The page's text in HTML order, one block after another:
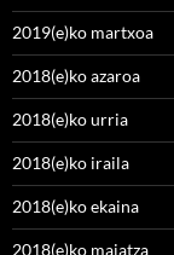
2019(e)ko martxoa
2018(e)ko azaroa
2018(e)ko urria
2018(e)ko iraila
2018(e)ko ekaina
2018(e)ko maiatza